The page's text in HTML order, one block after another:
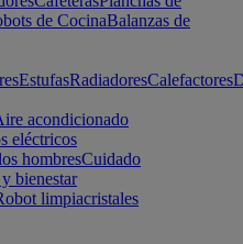
de CocinaBalanzas de
EstufasRadiadoresCalefactores
acondicionado
eléctricos
hombresCuidado
bienestar
limpiacristales